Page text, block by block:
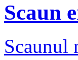
Scaun
Scaunul